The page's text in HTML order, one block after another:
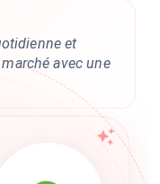
et
avec une